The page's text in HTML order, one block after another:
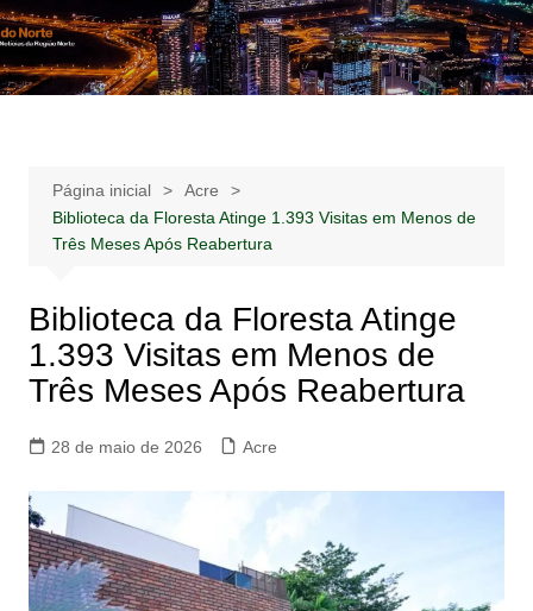
Ir
para
o
Notícias –
Publicidades –
Notícias – Publicidades – Anúncios
Página inicial
Acre
Biblioteca da Floresta Atinge 1.393 Visitas em Menos de
Três Meses Após Reabertura
Biblioteca da Floresta Atinge
1.393 Visitas em Menos de
Três Meses Após Reabertura
28 de maio de 2026 Acre